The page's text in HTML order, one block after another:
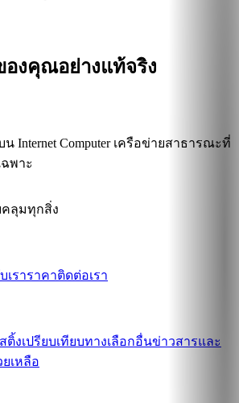
องคุณอย่างแท้จริง
น Internet Computer เครือข่ายสาธารณะที่
พาะ
คลุมทุกสิ่ง
เราราคาติดต่อเรา
ติ้งเปรียบเทียบทางเลือกอื่นข่าวสารและ
เหลือ